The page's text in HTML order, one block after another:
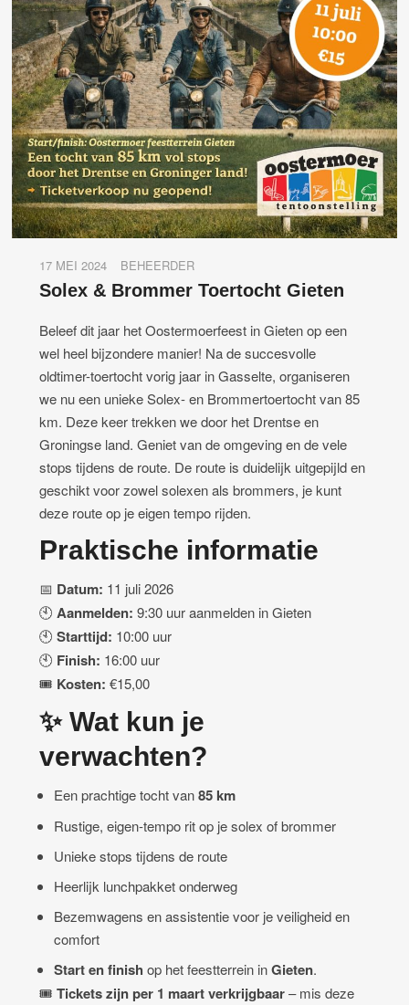
17 MEI 2024 BEHEERDER
Solex & Brommer Toertocht Gieten
Beleef dit jaar het Oostermoerfeest in Gieten op een
wel heel bijzondere manier! Na de succesvolle
oldtimer-toertocht vorig jaar in Gasselte, organiseren
we nu een unieke Solex- en Brommertoertocht van 85
km. Deze keer trekken we door het Drentse en
Groningse land. Geniet van de omgeving en de vele
stops tijdens de route. De route is duidelijk uitgepijld en
geschikt voor zowel solexen als brommers, je kunt
deze route op je eigen tempo rijden.
Praktische informatie
📅 Datum: 11 juli 2026
🕙Aanmelden: 9:30 uur aanmelden in Gieten
🕙Starttijd: 10:00 uur
🕙 Finish: 16:00 uur
🎟️ Kosten: €15,00
✨ Wat kun je
verwachten?
Een prachtige tocht van85 km
Rustige, eigen-tempo rit op je solex of brommer
Unieke stops tijdens de route
Heerlijk lunchpakket onderweg
Bezemwagens en assistentie voor je veiligheid en
comfort
Start en finish op het feestterrein inGieten.
🎟️Tickets zijn per 1 maart verkrijgbaar– mis deze